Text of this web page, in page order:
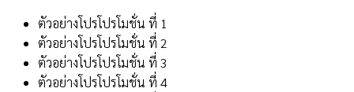
ตัวอย่างโปรโปรโมชั่น ที่ 1
ตัวอย่างโปรโปรโมชั่น ที่ 2
ตัวอย่างโปรโปรโมชั่น ที่ 3
ตัวอย่างโปรโปรโมชั่น ที่ 4